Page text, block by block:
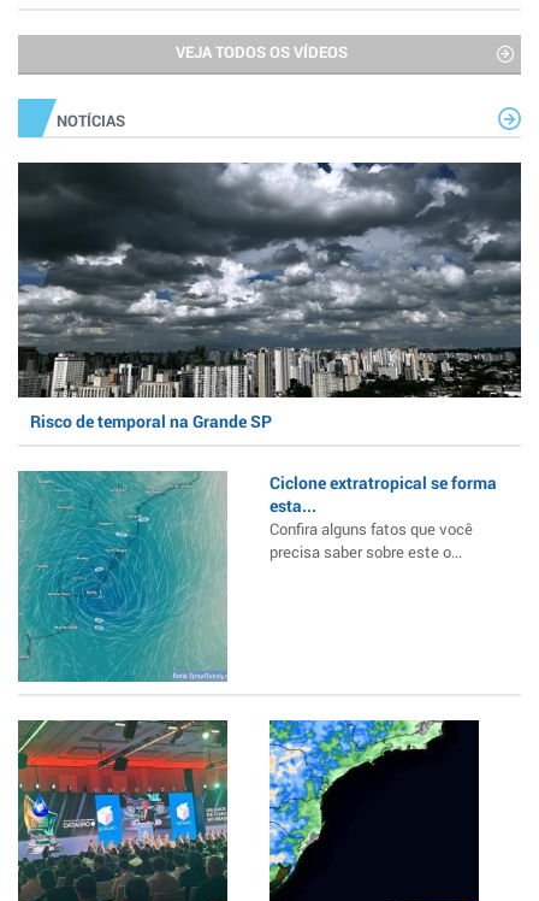
VEJA TODOS OS VÍDEOS
NOTÍCIAS
Risco de temporal na Grande SP
Ciclone extratropical se forma
esta...
Confira alguns fatos que você
precisa saber sobre este o...